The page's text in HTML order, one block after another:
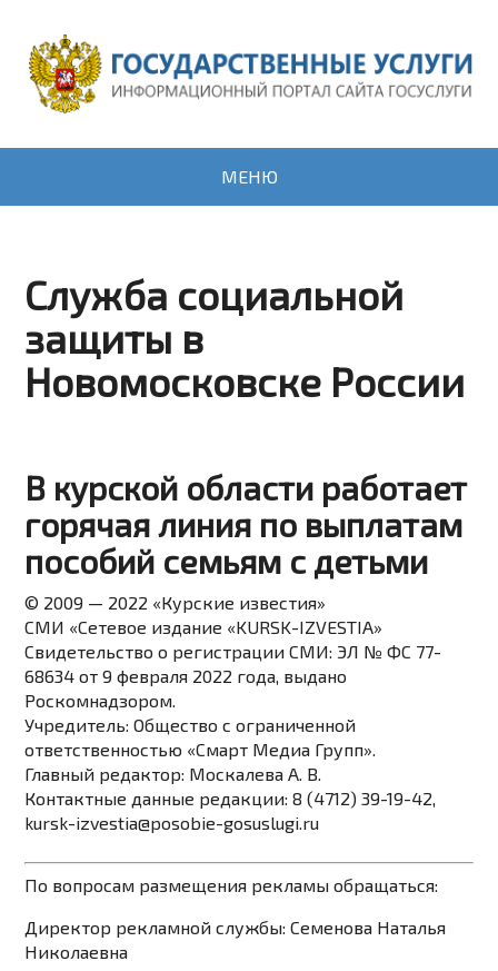
МЕНЮ
Служба социальной
защиты в
Новомосковске России
В курской области работает
горячая линия по выплатам
пособий семьям с детьми
© 2009 — 2022 «Курские известия»
СМИ «Сетевое издание «KURSK-IZVESTIA»
Свидетельство о регистрации СМИ: ЭЛ № ФС 77-
68634 от 9 февраля 2022 года, выдано
Роскомнадзором.
Учредитель: Общество с ограниченной
ответственностью «Смарт Медиа Групп».
Главный редактор: Москалева А. В.
Контактные данные редакции: 8 (4712) 39-19-42,
kursk-izvestia@posobie-gosuslugi.ru
По вопросам размещения рекламы обращаться:
Директор рекламной службы: Семенова Наталья
Николаевна